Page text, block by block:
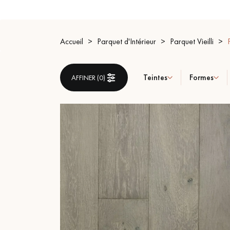
Nos experts
Accueil Parquet d'Intérieur Parquet Vieilli
AFFINER (0) Teintes Formes